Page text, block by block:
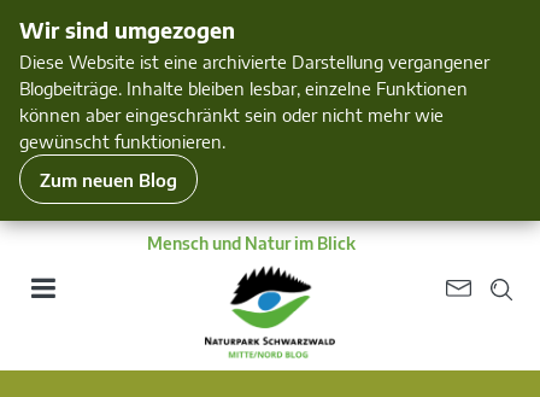
Wir sind umgezogen
Diese Website ist eine archivierte Darstellung vergangener
Blogbeiträge. Inhalte bleiben lesbar, einzelne Funktionen
können aber eingeschränkt sein oder nicht mehr wie
gewünscht funktionieren.
Zum neuen Blog
Mensch und Natur im Blick